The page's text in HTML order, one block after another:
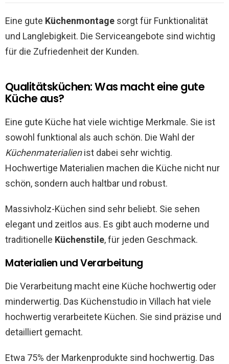
Eine gute Küchenmontage sorgt für Funktionalität
und Langlebigkeit. Die Serviceangebote sind wichtig
für die Zufriedenheit der Kunden.
Qualitätsküchen: Was macht eine gute
Küche aus?
Eine gute Küche hat viele wichtige Merkmale. Sie ist
sowohl funktional als auch schön. Die Wahl der
Küchenmaterialienist dabei sehr wichtig.
Hochwertige Materialien machen die Küche nicht nur
schön, sondern auch haltbar und robust.
Massivholz-Küchen sind sehr beliebt. Sie sehen
elegant und zeitlos aus. Es gibt auch moderne und
traditionelle Küchenstile, für jeden Geschmack.
Materialien und Verarbeitung
Die Verarbeitung macht eine Küche hochwertig oder
minderwertig. Das Küchenstudio in Villach hat viele
hochwertig verarbeitete Küchen. Sie sind präzise und
detailliert gemacht.
Etwa 75% der Markenprodukte sind hochwertig. Das